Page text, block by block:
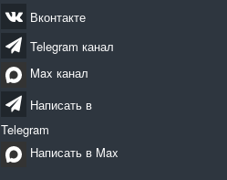
Вконтакте
Telegram канал
Max канал
Написать в
Telegram
Написать в Max